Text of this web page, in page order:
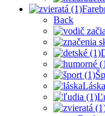
Back
Láska